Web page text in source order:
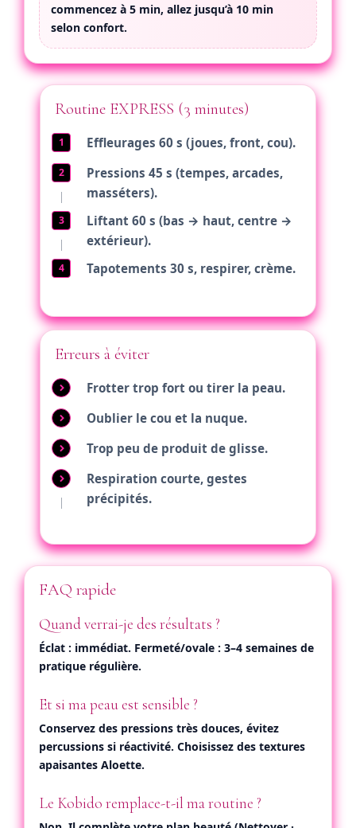
commencez à 5 min, allez jusqu’à 10 min
selon confort.
Routine EXPRESS (3 minutes)
Effleurages 60 s (joues, front, cou).
Pressions 45 s (tempes, arcades,
masséters).
Liftant 60 s (bas → haut, centre →
extérieur).
Tapotements 30 s, respirer, crème.
Erreurs à éviter
Frotter trop fort ou tirer la peau.
Oublier le cou et la nuque.
Trop peu de produit de glisse.
Respiration courte, gestes
précipités.
FAQ rapide
Quand verrai-je des résultats ?
Éclat : immédiat. Fermeté/ovale : 3–4 semaines de
pratique régulière.
Et si ma peau est sensible ?
Conservez des pressions très douces, évitez
percussions si réactivité. Choisissez des textures
apaisantes Aloette.
Le Kobido remplace-t-il ma routine ?